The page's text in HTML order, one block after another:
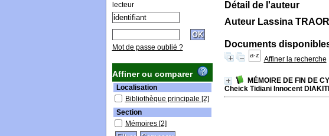
Détail de l'auteur
Auteur Lassina
Documents
Affiner la recherche
MÉMOIRE DE FIN DE
Cheick Tidiani Innocent
lecteur
Mot de passe oublié ?
Affiner ou comparer
Localisation
Bibliothèque principale [2]
Section
Mémoires [2]